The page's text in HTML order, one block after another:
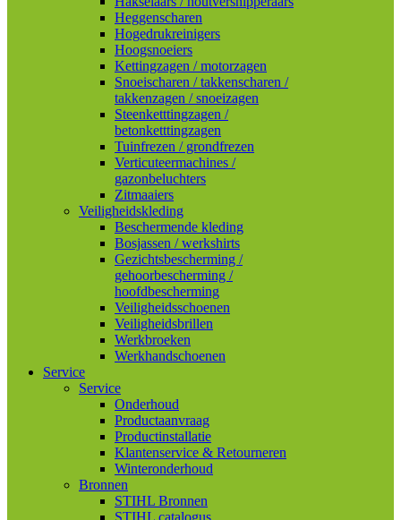
Heggenscharen
Hogedrukreinigers
Hoogsnoeiers
Kettingzagen / motorzagen
Snoeischaren / takkenscharen /
takkenzagen / snoeizagen
Steenketttingzagen /
betonketttingzagen
Tuinfrezen / grondfrezen
Verticuteermachines /
gazonbeluchters
Zitmaaiers
Veiligheidskleding
Beschermende kleding
Bosjassen / werkshirts
Gezichtsbescherming /
gehoorbescherming /
hoofdbescherming
Veiligheidsschoenen
Veiligheidsbrillen
Werkbroeken
Werkhandschoenen
Service
Service
Onderhoud
Productaanvraag
Productinstallatie
Klantenservice & Retourneren
Winteronderhoud
Bronnen
STIHL Bronnen
STIHL catalogus